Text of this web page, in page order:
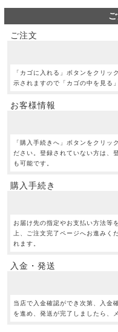
ご注文
「カゴに入れる」ボタンをクリッ
示されますので「カゴの中を見る
お客様情報
「購入手続きへ」ボタンをクリッ
ださい。登録されていない方は、
も可能です。
購入手続き
お届け先の指定やお支払い方法等
上、ご注文完了ページへお進みく
れます。
入金・発送
当店で入金確認ができ次第、入金
を進め、発送が完了しましたら、